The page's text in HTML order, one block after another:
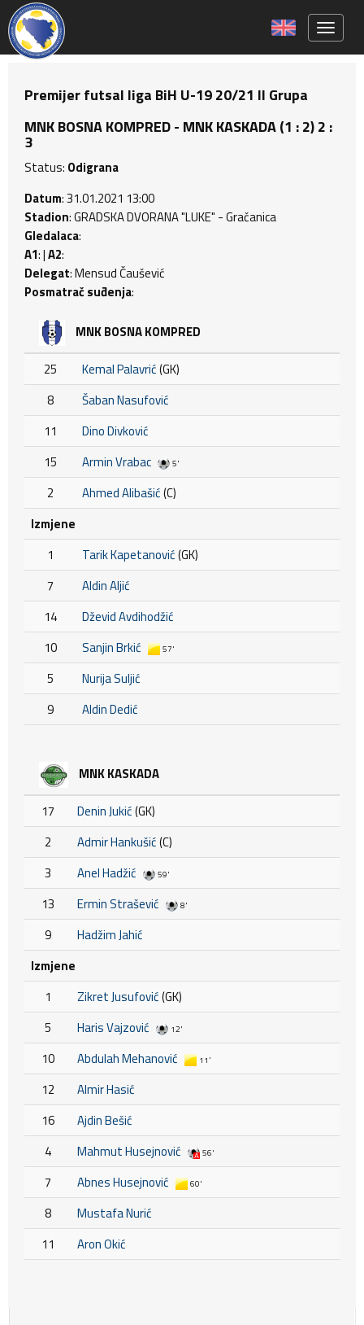
Premijer futsal liga BiH U-19 20/21 II Grupa
MNK BOSNA KOMPRED - MNK KASKADA (1 : 2) 2 :
3
Status: Odigrana
Datum: 31.01.2021 13:00
Stadion: GRADSKA DVORANA "LUKE" - Gračanica
Gledalaca:
A1: |A2:
Delegat: Mensud Čaušević
Posmatrač suđenja:
MNK BOSNA KOMPRED
25 Kemal Palavrić(GK)
8
Šaban Nasufović
11
Dino Divković
15
Armin Vrabac 5'
2 Ahmed Alibašić(C)
Izmjene
1
Tarik Kapetanović(GK)
7
Aldin Aljić
14
Dževid Avdihodžić
10
Sanjin Brkić 57'
5
Nurija Suljić
9
Aldin Dedić
MNK KASKADA
17 Denin Jukić(GK)
2
Admir Hankušić(C)
3
Anel Hadžić 59'
13 Ermin Strašević 8'
9
Hadžim Jahić
Izmjene
1
Zikret Jusufović(GK)
5
Haris Vajzović 12'
10 Abdulah Mehanović 11'
12
Almir Hasić
16
Ajdin Bešić
4
Mahmut Husejnović 56'
7 Abnes Husejnović 60'
8
Mustafa Nurić
11
Aron Okić